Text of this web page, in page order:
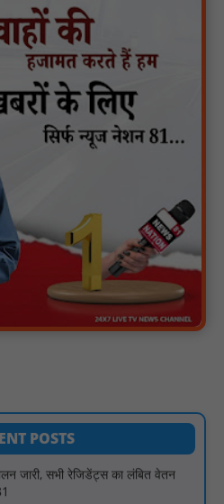
POSTS
पर ‘कलश वंदन यात्रा’ का भव्य स्वागत
पर जागरूकता कार्यक्रम आयोजित:
दिनों से हड़ताल पर : NN81
क्षेत्र में विभिन्न विकास कार्यों का
समीक्षा, मुख्यमंत्री विष्णुदेव साय ने
: NN81
के गांव, नियद नेल्लानार ग्रामों में बढ़ी
जारी, सभी रेजिडेंट्स का लंबित वेतन
क्षेत्रों के स्कूल वाहन चालकों ने
पर रहे सभी वाहन चालक : NN81